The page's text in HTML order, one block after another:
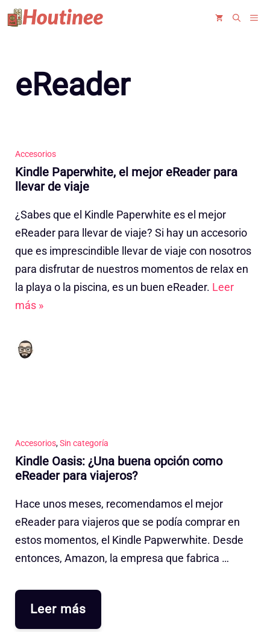
Saltar
al
eReader
Accesorios
Kindle Paperwhite, el mejor eReader para
llevar de viaje
¿Sabes que el Kindle Paperwhite es el mejor
eReader para llevar de viaje? Si hay un accesorio
que es imprescindible llevar de viaje con nosotros
para disfrutar de nuestros momentos de relax en
la playa o la piscina, es un buen eReader. Leer
más »
Accesorios,Sin categoría
Kindle Oasis: ¿Una buena opción como
eReader para viajeros?
Hace unos meses, recomendamos el mejor
eReader para viajeros que se podía comprar en
estos momentos, el Kindle Papwerwhite. Desde
entonces, Amazon, la empresa que fabrica …
Leer más